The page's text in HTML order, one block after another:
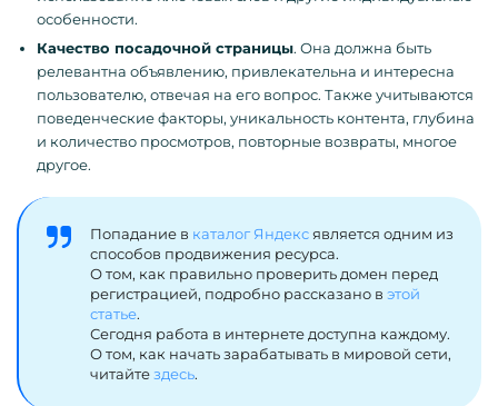
особенности.
Качество посадочной страницы. Она должна быть
релевантна объявлению, привлекательна и интересна
пользователю, отвечая на его вопрос. Также учитываются
поведенческие факторы, уникальность контента, глубина
и количество просмотров, повторные возвраты, многое
другое.
Попадание в каталог Яндексявляется одним из
способов продвижения ресурса.
О том, как правильно проверить домен перед
регистрацией, подробно рассказано в этой
статье.
Сегодня работа в интернете доступна каждому.
О том, как начать зарабатывать в мировой сети,
читайтездесь.